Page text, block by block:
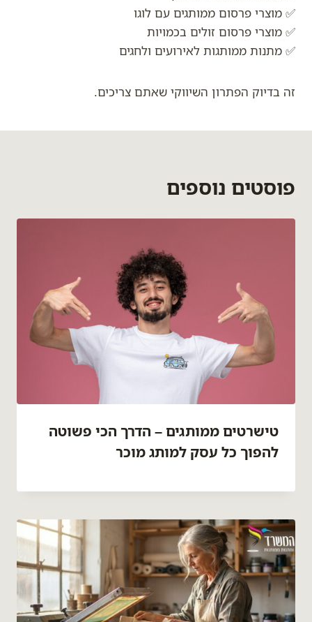
✅ מוצרי פרסום ממותגים עם לוגו
✅ מוצרי פרסום זולים בכמויות
✅ מתנות ממותגות לאירועים ולחגים
זה בדיוק הפתרון השיווקי שאתם צריכים.
פוסטים נוספים
טישרטים ממותגים – הדרך הכי פשוטה
להפוך כל עסק למותג מוכר